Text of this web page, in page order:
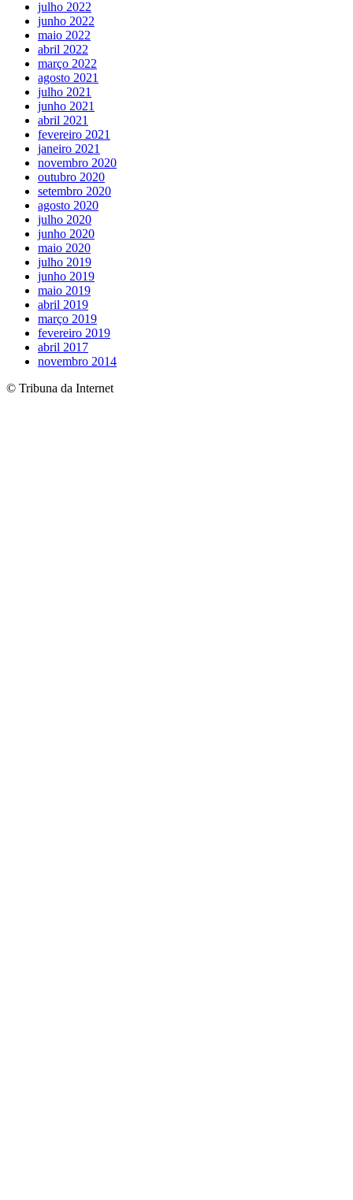
julho 2022
junho 2022
maio 2022
abril 2022
março 2022
agosto 2021
julho 2021
junho 2021
abril 2021
fevereiro 2021
janeiro 2021
novembro 2020
outubro 2020
setembro 2020
agosto 2020
julho 2020
junho 2020
maio 2020
julho 2019
junho 2019
maio 2019
abril 2019
março 2019
fevereiro 2019
abril 2017
novembro 2014
© Tribuna da Internet